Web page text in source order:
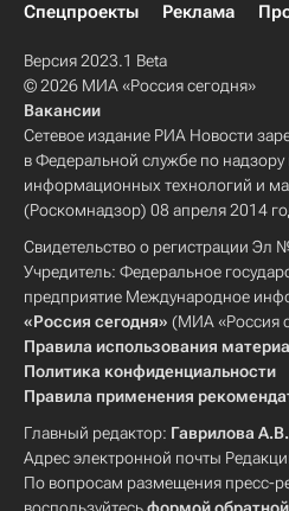
Спецпроекты
Реклама
Версия 2023.1 Beta
© 2026 МИА «Россия сегодня»
Вакансии
Сетевое издание РИА Новости
в Федеральной службе по надзору
информационных технологий и
(Роскомнадзор) 08 апреля 2014
Свидетельство о регистрации
Учредитель: Федеральное
предприятие Международное
«Россия сегодня» (МИА «Россия
Правила использования
Политика конфиденциальности
Правила применения
Главный редактор: Гаврилова А.В.
Адрес электронной почты
По вопросам размещения пресс-